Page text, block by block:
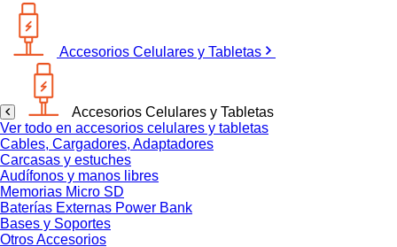
Accesorios Celulares y Tabletas
Accesorios Celulares y Tabletas
Ver todo en accesorios celulares y tabletas
Cables, Cargadores, Adaptadores
Carcasas y estuches
Audífonos y manos libres
Memorias Micro SD
Baterías Externas Power Bank
Bases y Soportes
Otros Accesorios